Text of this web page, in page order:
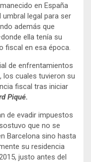
en España
legal para ser
además que
ella tenía su
fiscal en esa época.
de enfrentamientos
los cuales tuvieron su
fiscal tras iniciar
Piqué.
de evadir impuestos
que no se
Barcelona sino hasta
su residencia
justo antes del